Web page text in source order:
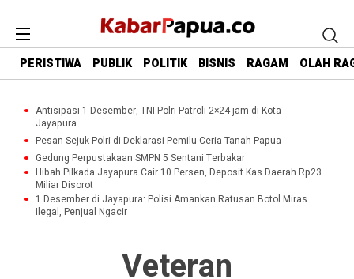
PERISTIWA PUBLIK POLITIK BISNIS RAGAM OLAH
Antisipasi 1 Desember, TNI Polri Patroli 2×24 jam di Kota
Jayapura
Pesan Sejuk Polri di Deklarasi Pemilu Ceria Tanah Papua
Gedung Perpustakaan SMPN 5 Sentani Terbakar
Hibah Pilkada Jayapura Cair 10 Persen, Deposit Kas Daerah Rp23
Miliar Disorot
1 Desember di Jayapura: Polisi Amankan Ratusan Botol Miras
Ilegal, Penjual Ngacir
Veteran